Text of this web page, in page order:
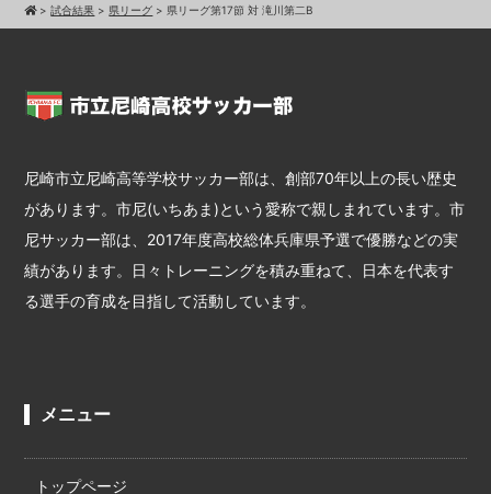
>試合結果 > 県リーグ > 県リーグ第17節 対 滝川第二B
尼崎市立尼崎高等学校サッカー部は、創部70年以上の長い歴史
があります。市尼(いちあま)という愛称で親しまれています。市
尼サッカー部は、2017年度高校総体兵庫県予選で優勝などの実
績があります。日々トレーニングを積み重ねて、日本を代表す
る選手の育成を目指して活動しています。
メニュー
トップページ